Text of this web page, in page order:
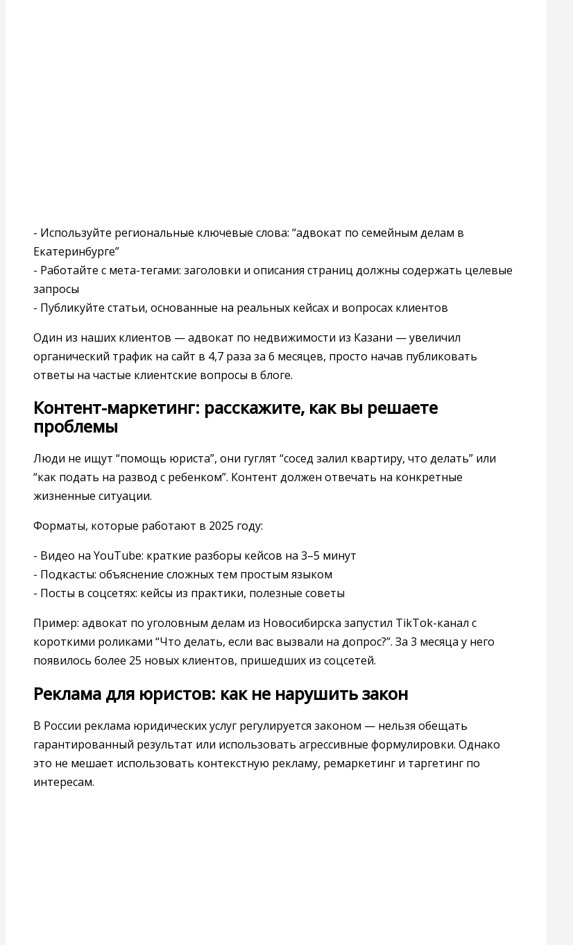
- Используйте региональные ключевые слова: “адвокат по семейным делам в
Екатеринбурге”
- Работайте с мета-тегами: заголовки и описания страниц должны содержать целевые
запросы
- Публикуйте статьи, основанные на реальных кейсах и вопросах клиентов
Один из наших клиентов — адвокат по недвижимости из Казани — увеличил
органический трафик на сайт в 4,7 раза за 6 месяцев, просто начав публиковать
ответы на частые клиентские вопросы в блоге.
Контент-маркетинг: расскажите, как вы решаете
проблемы
Люди не ищут “помощь юриста”, они гуглят “сосед залил квартиру, что делать” или
“как подать на развод с ребенком”. Контент должен отвечать на конкретные
жизненные ситуации.
Форматы, которые работают в 2025 году:
- Видео на YouTube: краткие разборы кейсов на 3–5 минут
- Подкасты: объяснение сложных тем простым языком
- Посты в соцсетях: кейсы из практики, полезные советы
Пример: адвокат по уголовным делам из Новосибирска запустил TikTok-канал с
короткими роликами “Что делать, если вас вызвали на допрос?”. За 3 месяца у него
появилось более 25 новых клиентов, пришедших из соцсетей.
Реклама для юристов: как не нарушить закон
В России реклама юридических услуг регулируется законом — нельзя обещать
гарантированный результат или использовать агрессивные формулировки. Однако
это не мешает использовать контекстную рекламу, ремаркетинг и таргетинг по
интересам.